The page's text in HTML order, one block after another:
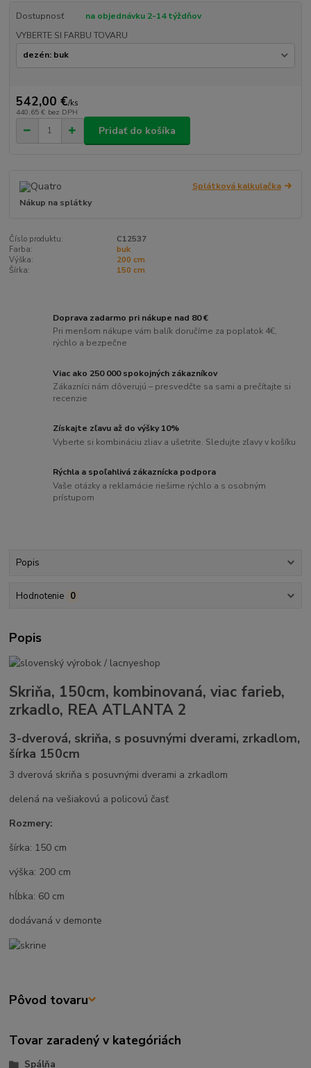
Dostupnosť
na objednávku 2-14 týždňov
VYBERTE SI FARBU TOVARU
542,00 €/ks
440,65 € bez DPH
Pridať do košíka
Splátková kalkulačka
Nákup na splátky
Číslo produktu:
C12537
Farba:
buk
Výška:
200 cm
Šírka:
150 cm
Doprava zadarmo pri nákupe nad 80 €
Pri menšom nákupe vám balík doručíme za poplatok 4€,
rýchlo a bezpečne
Viac ako 250 000 spokojných zákazníkov
Zákazníci nám dôverujú – presvedčte sa sami a prečítajte si
recenzie
Získajte zľavu až do výšky 10%
Vyberte si kombináciu zliav a ušetrite. Sledujte zľavy v košíku
Rýchla a spoľahlivá zákaznícka podpora
Vaše otázky a reklamácie riešime rýchlo a s osobným
prístupom
Popis
Hodnotenie 0
Popis
Skriňa, 150cm, kombinovaná, viac farieb,
zrkadlo, REA ATLANTA 2
3-dverová, skriňa, s posuvnými dverami, zrkadlom,
šírka 150cm
3 dverová skriňa s posuvnými dverami a zrkadlom
delená na vešiakovú a policovú časť
Rozmery:
šírka: 150 cm
výška: 200 cm
hĺbka: 60 cm
dodávaná v demonte
Pôvod tovaru
Tovar zaradený v kategóriách
Spálňa